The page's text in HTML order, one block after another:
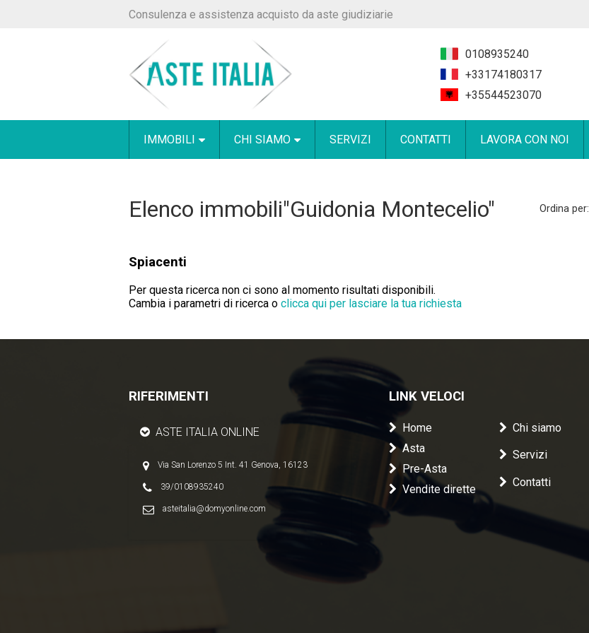
Consulenza e assistenza acquisto da aste giudiziarie
0108935240
+33174180317
+35544523070
IMMOBILI CHI SIAMO SERVIZI CONTATTI LAVORA CON NOI
Elenco immobili"Guidonia Montecelio" Ordina per:
Spiacenti
Per questa ricerca non ci sono al momento risultati disponibili.
Cambia i parametri di ricerca o clicca qui per lasciare la tua richiesta
RIFERIMENTI
ASTE ITALIA ONLINE
Via San Lorenzo 5 Int. 41 Genova, 16123
39/0108935240
asteitalia@domyonline.com
LINK VELOCI
Home
Asta
Pre-Asta
Vendite dirette
Chi siamo
Servizi
Contatti